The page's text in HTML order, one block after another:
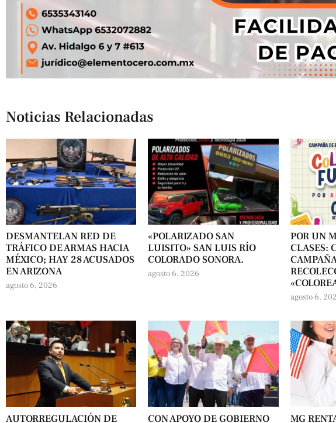
Noticias Relacionadas
DESMANTELAN RED DE
TRÁFICO DE ARMAS HACIA
MÉXICO; HAY 28 ACUSADOS
EN ARIZONA
agosto 6, 2026
«POLARIZADO SAN
LUISITO» SAN LUIS RÍO
COLORADO SONORA.
agosto 6, 2026
POR UN
CLASES:
agosto 6,
AUTORREGULACIÓN DE CON APOYO DE GOBIERNO MG